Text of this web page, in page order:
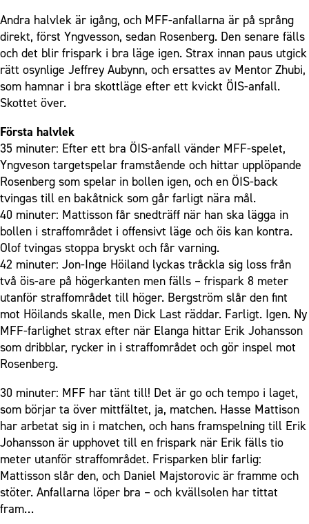
Andra halvlek är igång, och MFF-anfallarna är på språng
direkt, först Yngvesson, sedan Rosenberg. Den senare fälls
och det blir frispark i bra läge igen. Strax innan paus utgick
rätt osynlige Jeffrey Aubynn, och ersattes av Mentor Zhubi,
som hamnar i bra skottläge efter ett kvickt ÖIS-anfall.
Skottet över.
Första halvlek
35 minuter: Efter ett bra ÖIS-anfall vänder MFF-spelet,
Yngveson targetspelar framstående och hittar upplöpande
Rosenberg som spelar in bollen igen, och en ÖIS-back
tvingas till en bakåtnick som går farligt nära mål.
40 minuter: Mattisson får snedträff när han ska lägga in
bollen i straffområdet i offensivt läge och öis kan kontra.
Olof tvingas stoppa bryskt och får varning.
42 minuter: Jon-Inge Höiland lyckas tråckla sig loss från
två öis-are på högerkanten men fälls – frispark 8 meter
utanför straffområdet till höger. Bergström slår den fint
mot Höilands skalle, men Dick Last räddar. Farligt. Igen. Ny
MFF-farlighet strax efter när Elanga hittar Erik Johansson
som dribblar, rycker in i straffområdet och gör inspel mot
Rosenberg.
30 minuter: MFF har tänt till! Det är go och tempo i laget,
som börjar ta över mittfältet, ja, matchen. Hasse Mattison
har arbetat sig in i matchen, och hans framspelning till Erik
Johansson är upphovet till en frispark när Erik fälls tio
meter utanför straffområdet. Frisparken blir farlig:
Mattisson slår den, och Daniel Majstorovic är framme och
stöter. Anfallarna löper bra – och kvällsolen har tittat
fram…